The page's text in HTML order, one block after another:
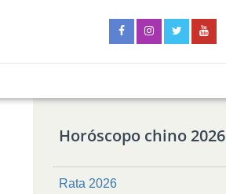
Horóscopo chino 2026
Rata 2026